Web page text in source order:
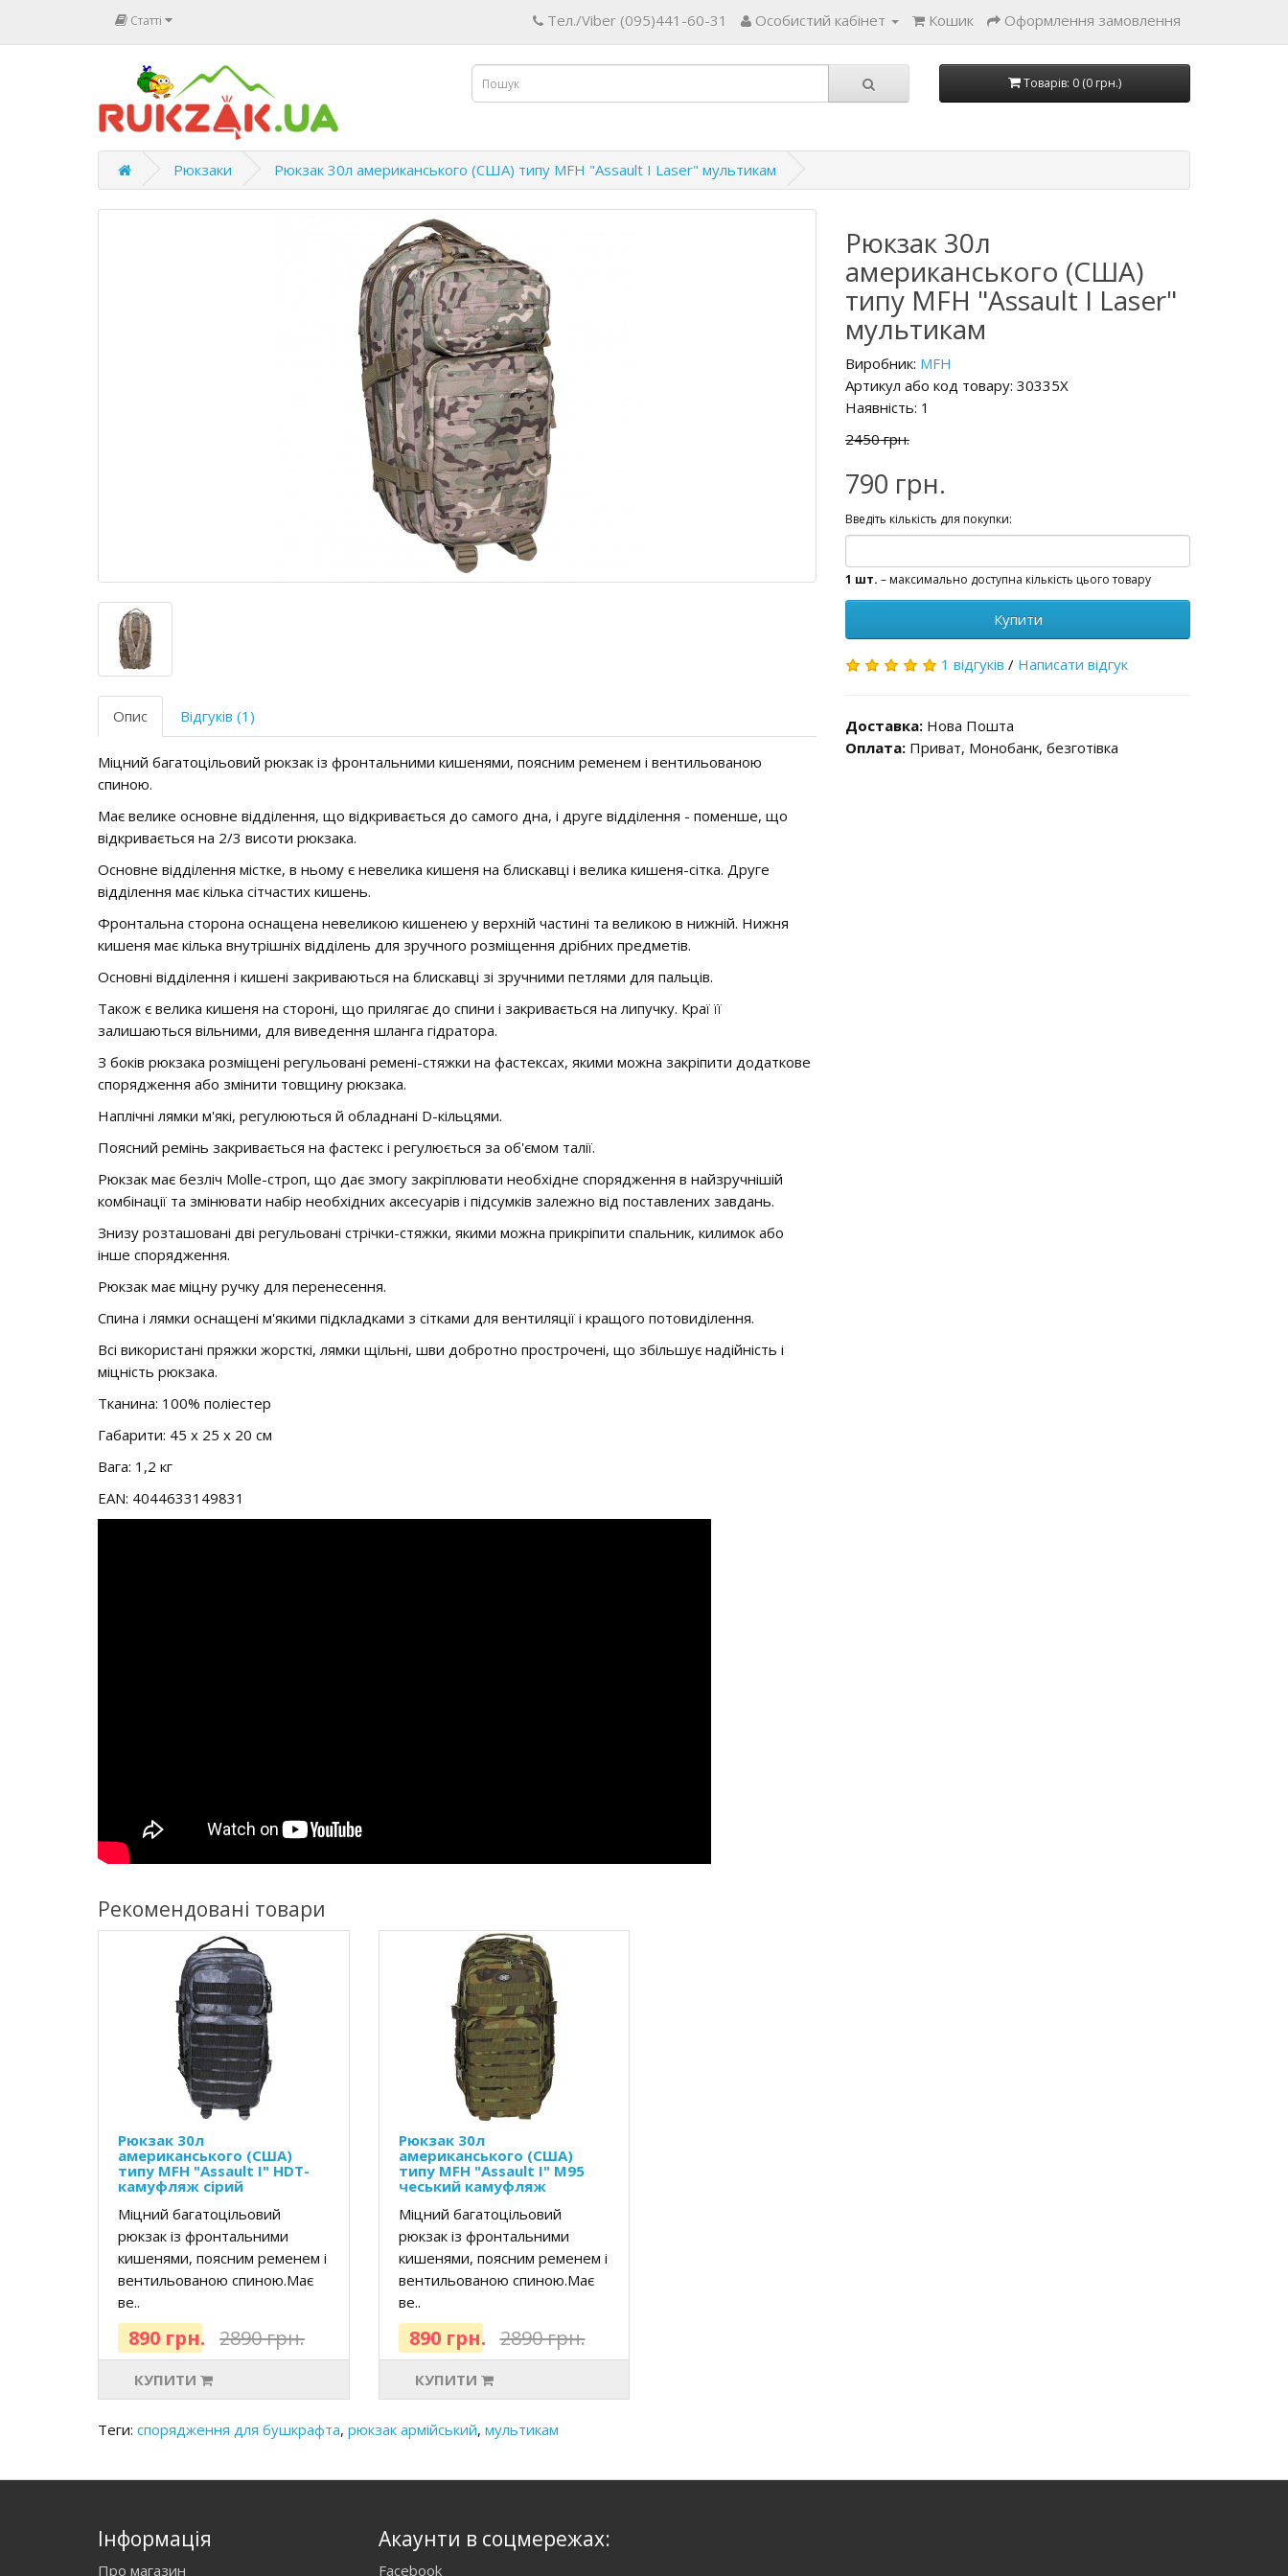
Статті Тел./Viber (095)441-60-31 Особистий кабінет Кошик Оформлення замовлення
Товарів: 0 (0 грн.)
Рюкзаки Рюкзак 30л американського (США) типу MFH "Assault I Laser" мультикам
Опис Відгуків (1)
Міцний багатоцільовий рюкзак із фронтальними кишенями, поясним ременем і вентильованою
спиною.
Має велике основне відділення, що відкривається до самого дна, і друге відділення - поменше, що
відкривається на 2/3 висоти рюкзака.
Основне відділення містке, в ньому є невелика кишеня на блискавці і велика кишеня-сітка. Друге
відділення має кілька сітчастих кишень.
Фронтальна сторона оснащена невеликою кишенею у верхній частині та великою в нижній. Нижня
кишеня має кілька внутрішніх відділень для зручного розміщення дрібних предметів.
Основні відділення і кишені закриваються на блискавці зі зручними петлями для пальців.
Також є велика кишеня на стороні, що прилягає до спини і закривається на липучку. Краї її
залишаються вільними, для виведення шланга гідратора.
З боків рюкзака розміщені регульовані ремені-стяжки на фастексах, якими можна закріпити додаткове
спорядження або змінити товщину рюкзака.
Наплічні лямки м'які, регулюються й обладнані D-кільцями.
Поясний ремінь закривається на фастекс і регулюється за об'ємом талії.
Рюкзак має безліч Molle-строп, що дає змогу закріплювати необхідне спорядження в найзручнішій
комбінації та змінювати набір необхідних аксесуарів і підсумків залежно від поставлених завдань.
Знизу розташовані дві регульовані стрічки-стяжки, якими можна прикріпити спальник, килимок або
інше спорядження.
Рюкзак має міцну ручку для перенесення.
Спина і лямки оснащені м'якими підкладками з сітками для вентиляції і кращого потовиділення.
Всі використані пряжки жорсткі, лямки щільні, шви добротно прострочені, що збільшує надійність і
міцність рюкзака.
Тканина: 100% поліестер
Габарити: 45 х 25 х 20 см
Вага: 1,2 кг
EAN: 4044633149831
Рюкзак 30л
американського (США)
типу MFH "Assault I Laser"
мультикам
Виробник: MFH
Артикул або код товару: 30335X
Наявність: 1
2450 грн.
790 грн.
Введіть кількість для покупки:
1 шт. – максимально доступна кількість цього товару
Купити
1 відгуків / Написати відгук
Доставка: Нова Пошта
Оплата: Приват, Монобанк, безготівка
Рекомендовані товари
Рюкзак 30л
американського (США)
типу MFH "Assault I" HDT-
камуфляж сірий
Міцний багатоцільовий
рюкзак із фронтальними
кишенями, поясним ременем і
вентильованою спиною.Має
ве..
890 грн. 2890 грн.
КУПИТИ
Рюкзак 30л
американського (США)
типу MFH "Assault I" M95
чеський камуфляж
Міцний багатоцільовий
рюкзак із фронтальними
кишенями, поясним ременем і
вентильованою спиною.Має
ве..
890 грн. 2890 грн.
КУПИТИ
Теги: спорядження для бушкрафта, рюкзак армійський, мультикам
Інформація
Про магазин
Акаунти в соцмережах:
Facebook